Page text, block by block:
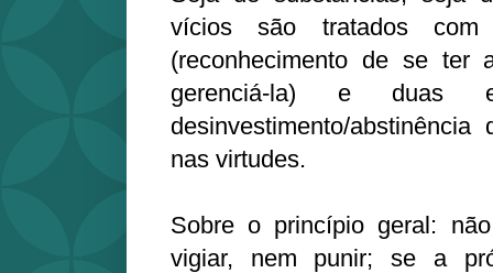
vícios são tratados
(reconhecimento de se ter
gerenciá-la) e duas
desinvestimento/
nas virtudes.
Sobre o princípio geral:
vigiar, nem punir; se a